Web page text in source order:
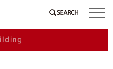
SEARCH